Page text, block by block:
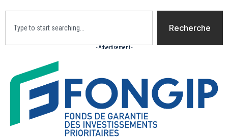
Recherche
- Advertisement -